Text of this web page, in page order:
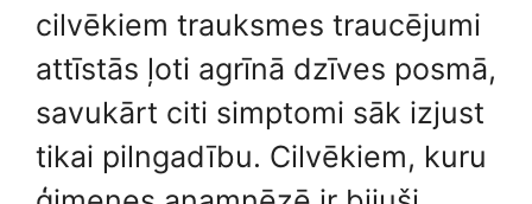
cilvēkiem trauksmes traucējumi
attīstās ļoti agrīnā dzīves posmā,
savukārt citi simptomi sāk izjust
tikai pilngadību. Cilvēkiem, kuru